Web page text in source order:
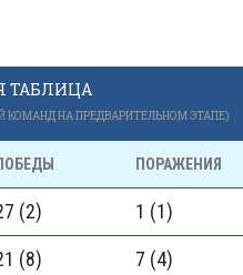
ТАБЛИЦА
НА ПРЕДВАРИТЕЛЬНОМ ЭТАПЕ)
ПОРАЖЕНИЯ
(2) 1 (1)
(8) 7 (4)